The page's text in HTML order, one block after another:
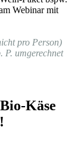
Webinar mit
pro Person)
P. umgerechnet
Käse